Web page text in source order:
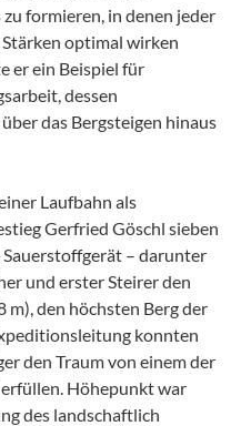
formieren, in denen jeder
optimal wirken
er ein Beispiel für
dessen
das Bergsteigen hinaus
Laufbahn als
Gerfried Göschl sieben
– darunter
und erster Steirer den
den höchsten Berg der
konnten
den Traum von einem der
Höhepunkt war
des landschaftlich